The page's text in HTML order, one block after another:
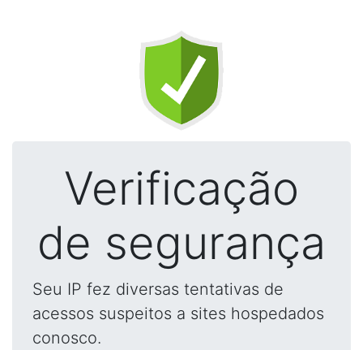
Verificação
de segurança
Seu IP fez diversas tentativas de
acessos suspeitos a sites hospedados
conosco.